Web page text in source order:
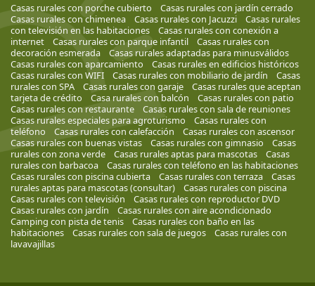
Casas rurales con porche cubierto
Casas rurales con jardín cerrado
Casas rurales con chimenea
Casas rurales con Jacuzzi
Casas rurales
con televisión en las habitaciones
Casas rurales con conexión a
internet
Casas rurales con parque infantil
Casas rurales con
decoración esmerada
Casas rurales adaptadas para minusválidos
Casas rurales con aparcamiento
Casas rurales en edificios históricos
Casas rurales con WIFI
Casas rurales con mobiliario de jardín
Casas
rurales con SPA
Casas rurales con garaje
Casas rurales que aceptan
tarjeta de crédito
Casa rurales con balcón
Casas rurales con patio
Casas rurales con restaurante
Casas rurales con sala de reuniones
Casas rurales especiales para agroturismo
Casas rurales con
teléfono
Casas rurales con calefacción
Casas rurales con ascensor
Casas rurales con buenas vistas
Casas rurales con gimnasio
Casas
rurales con zona verde
Casas rurales aptas para mascotas
Casas
rurales con barbacoa
Casas rurales con teléfono en las habitaciones
Casas rurales con piscina cubierta
Casas rurales con terraza
Casas
rurales aptas para mascotas (consultar)
Casas rurales con piscina
Casas rurales con televisión
Casas rurales con reproductor DVD
Casas rurales con jardín
Casas rurales con aire acondicionado
Camping con pista de tenis
Casas rurales con baño en las
habitaciones
Casas rurales con sala de juegos
Casas rurales con
lavavajillas